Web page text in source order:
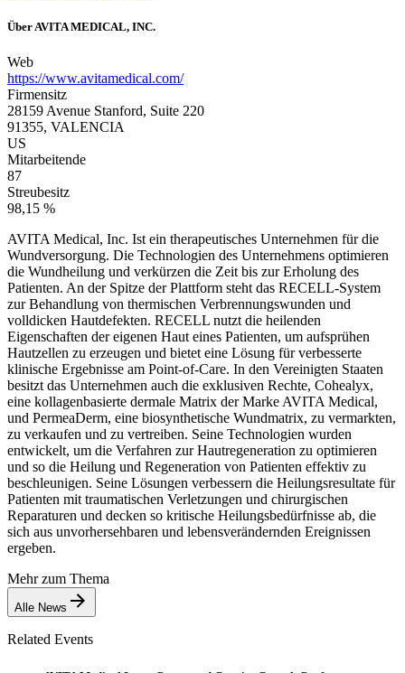
Über AVITA MEDICAL, INC.
Web
https://www.avitamedical.com/
Firmensitz
28159 Avenue Stanford, Suite 220
91355, VALENCIA
US
Mitarbeitende
87
Streubesitz
98,15 %
AVITA Medical, Inc. Ist ein therapeutisches Unternehmen für die
Wundversorgung. Die Technologien des Unternehmens optimieren
die Wundheilung und verkürzen die Zeit bis zur Erholung des
Patienten. An der Spitze der Plattform steht das RECELL-System
zur Behandlung von thermischen Verbrennungswunden und
volldicken Hautdefekten. RECELL nutzt die heilenden
Eigenschaften der eigenen Haut eines Patienten, um aufsprühen
Hautzellen zu erzeugen und bietet eine Lösung für verbesserte
klinische Ergebnisse am Point-of-Care. In den Vereinigten Staaten
besitzt das Unternehmen auch die exklusiven Rechte, Cohealyx,
eine kollagenbasierte dermale Matrix der Marke AVITA Medical,
und PermeaDerm, eine biosynthetische Wundmatrix, zu vermarkten,
zu verkaufen und zu vertreiben. Seine Technologien wurden
entwickelt, um die Verfahren zur Hautregeneration zu optimieren
und so die Heilung und Regeneration von Patienten effektiv zu
beschleunigen. Seine Lösungen verbessern die Heilungsresultate für
Patienten mit traumatischen Verletzungen und chirurgischen
Reparaturen und decken so kritische Heilungsbedürfnisse ab, die
sich aus unvorhersehbaren und lebensverändernden Ereignissen
ergeben.
Mehr zum Thema
Alle News
Related Events